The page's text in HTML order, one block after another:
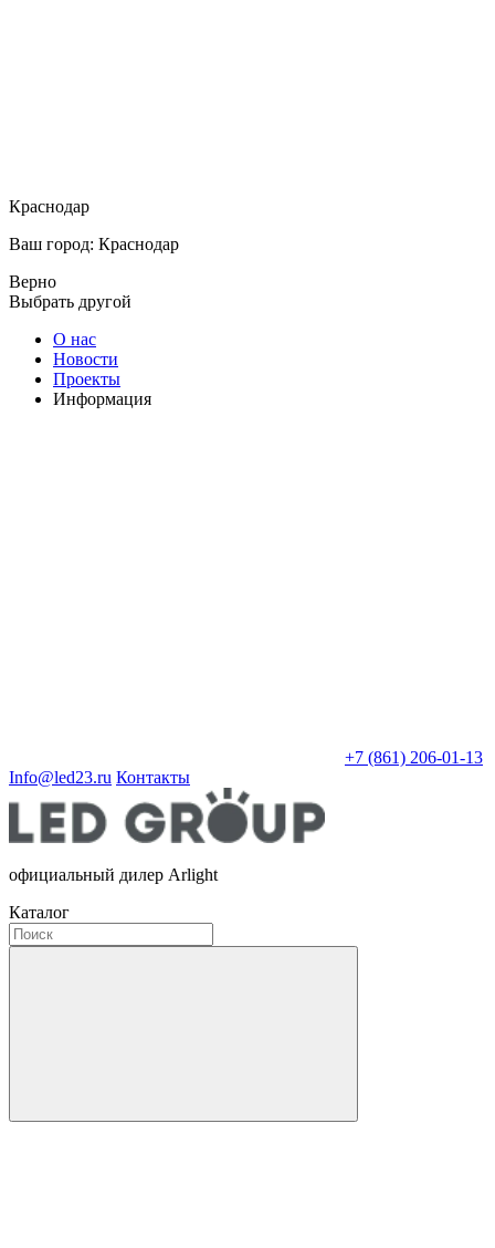
Краснодар
Ваш город: Краснодар
Верно
Выбрать другой
О нас
Новости
Проекты
Информация
+7 (861) 206-01-13
Info@led23.ru Контакты
официальный дилер Arlight
Каталог